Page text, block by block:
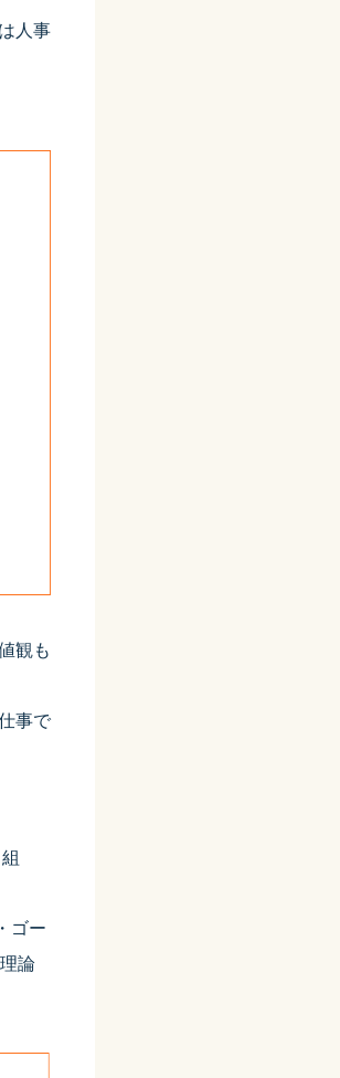
人事
観も
事で
ゴー
論